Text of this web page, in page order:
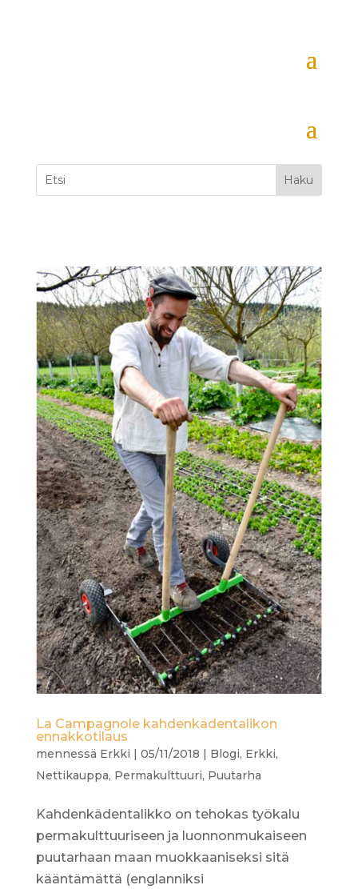
La Campagnole kahdenkädentalikon
ennakkotilaus
mennessä Erkki 05/11/2018 Blogi, Erkki,
Nettikauppa, Permakulttuuri, Puutarha
Kahdenkädentalikko on tehokas työkalu
permakulttuuriseen ja luonnonmukaiseen
puutarhaan maan muokkaaniseksi sitä
kääntämättä (englanniksi